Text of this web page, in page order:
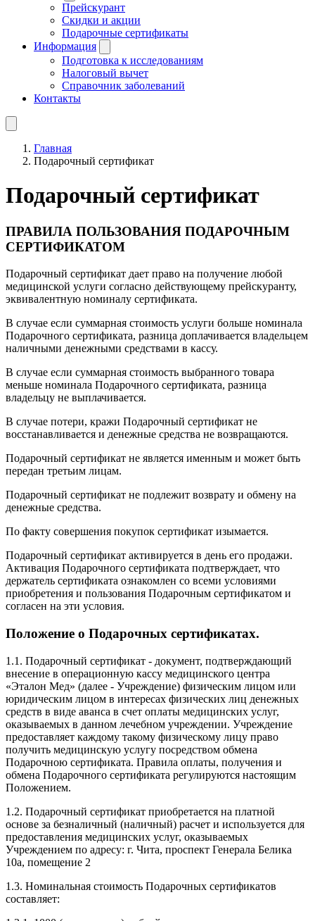
Прейскурант
Скидки и акции
Подарочные сертификаты
Информация
Подготовка к исследованиям
Налоговый вычет
Справочник заболеваний
Контакты
Главная
Подарочный сертификат
Подарочный сертификат
ПРАВИЛА ПОЛЬЗОВАНИЯ ПОДАРОЧНЫМ
СЕРТИФИКАТОМ
Подарочный сертификат дает право на получение любой
медицинской услуги согласно действующему прейскуранту,
эквивалентную номиналу сертификата.
В случае если суммарная стоимость услуги больше номинала
Подарочного сертификата, разница доплачивается владельцем
наличными денежными средствами в кассу.
В случае если суммарная стоимость выбранного товара
меньше номинала Подарочного сертификата, разница
владельцу не выплачивается.
В случае потери, кражи Подарочный сертификат не
восстанавливается и денежные средства не возвращаются.
Подарочный сертификат не является именным и может быть
передан третьим лицам.
Подарочный сертификат не подлежит возврату и обмену на
денежные средства.
По факту совершения покупок сертификат изымается.
Подарочный сертификат активируется в день его продажи.
Активация Подарочного сертификата подтверждает, что
держатель сертификата ознакомлен со всеми условиями
приобретения и пользования Подарочным сертификатом и
согласен на эти условия.
Положение о Подарочных сертификатах.
1.1. Подарочный сертификат - документ, подтверждающий
внесение в операционную кассу медицинского центра
«Эталон Мед» (далее - Учреждение) физическим лицом или
юридическим лицом в интересах физических лиц денежных
средств в виде аванса в счет оплаты медицинских услуг,
оказываемых в данном лечебном учреждении. Учреждение
предоставляет каждому такому физическому лицу право
получить медицинскую услугу посредством обмена
Подарочною сертификата. Правила оплаты, получения и
обмена Подарочного сертификата регулируются настоящим
Положением.
1.2. Подарочный сертификат приобретается на платной
основе за безналичный (наличный) расчет и используется для
предоставления медицинских услуг, оказываемых
Учреждением по адресу: г. Чита, проспект Генерала Белика
10а, помещение 2
1.3. Номинальная стоимость Подарочных сертификатов
составляет: